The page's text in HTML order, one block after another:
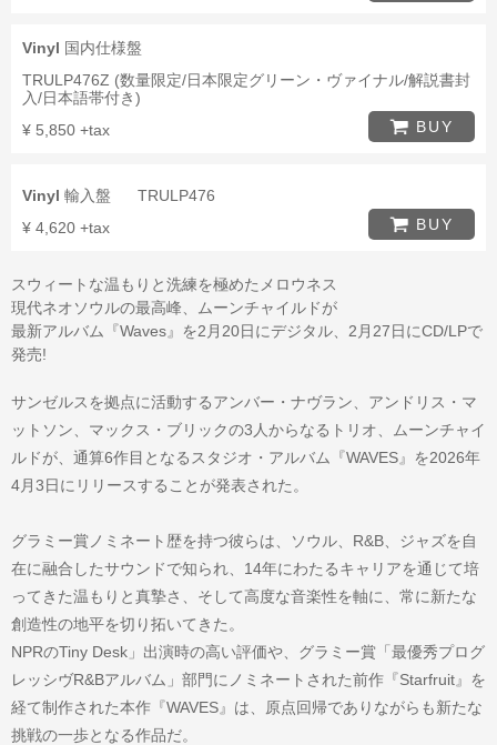
Vinyl 国内仕様盤
TRULP476Z (数量限定/日本限定グリーン・ヴァイナル/解説書封
入/日本語帯付き)
¥ 5,850 +tax
BUY
Vinyl 輸入盤
TRULP476
¥ 4,620 +tax
BUY
スウィートな温もりと洗練を極めたメロウネス
現代ネオソウルの最高峰、ムーンチャイルドが
最新アルバム『Waves』を2月20日にデジタル、2月27日にCD/LPで
発売!
サンゼルスを拠点に活動するアンバー・ナヴラン、アンドリス・マ
ットソン、マックス・ブリックの3人からなるトリオ、ムーンチャイ
ルドが、通算6作目となるスタジオ・アルバム『WAVES』を2026年
4月3日にリリースすることが発表された。
グラミー賞ノミネート歴を持つ彼らは、ソウル、R&B、ジャズを自
在に融合したサウンドで知られ、14年にわたるキャリアを通じて培
ってきた温もりと真摯さ、そして高度な音楽性を軸に、常に新たな
創造性の地平を切り拓いてきた。
NPRのTiny Desk」出演時の高い評価や、グラミー賞「最優秀プログ
レッシヴR&Bアルバム」部門にノミネートされた前作『Starfruit』を
経て制作された本作『WAVES』は、原点回帰でありながらも新たな
挑戦の一歩となる作品だ。